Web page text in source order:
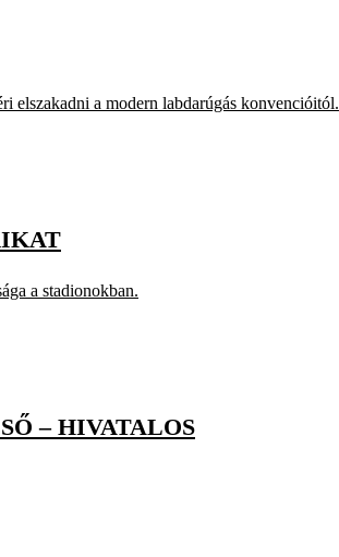
elszakadni a modern labdarúgás konvencióitól.
a stadionokban.
– HIVATALOS